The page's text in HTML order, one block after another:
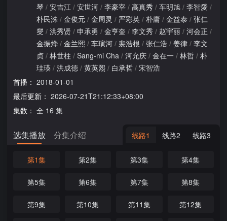
琴 / 安吉江 / 安世河 / 李豪宰 / 高真秀 / 车明旭 / 李智愛 /
朴民洙 / 金俊元 / 金周灵 / 严彩英 / 朴庸 / 金益泰 / 张仁
燮 / 洪秀贤 / 申承勇 / 金亨奎 / 李文秀 / 赵宇丽 / 河会正 /
金振烨 / 金兰熙 / 车璌河 / 裴浩根 / 张仁浩 / 姜律 / 李文
贞 / 林世柱 / Sang-mi Cha / 河允庆 / 金在一 / 林哲 / 朴
珪瑛 / 洪成德 / 黄英熙 / 白承哲 / 宋智浩
首播： 2018-01-01
最后更新： 2026-07-21T21:12:33+08:00
集数： 全 16 集
选集播放 分集介绍 线路1 线路2 线路3
第1集 第2集 第3集 第4集
第5集 第6集 第7集 第8集
第9集 第10集 第11集 第12集